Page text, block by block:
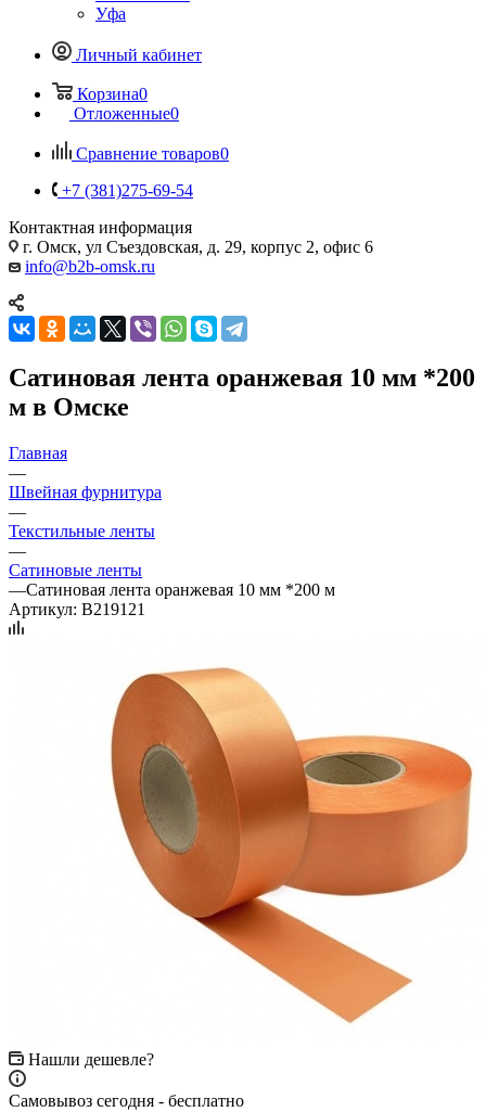
Уфа
Личный кабинет
Корзина0
Отложенные0
Сравнение товаров0
+7 (381)275-69-54
Контактная информация
г. Омск, ул Съездовская, д. 29, корпус 2, офис 6
info@b2b-omsk.ru
Сатиновая лента оранжевая 10 мм *200
м в Омске
Главная
—
Швейная фурнитура
—
Текстильные ленты
—
Сатиновые ленты
—Сатиновая лента оранжевая 10 мм *200 м
Артикул: B219121
Нашли дешевле?
Самовывоз сегодня - бесплатно